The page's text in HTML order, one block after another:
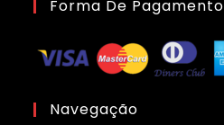
Forma De Pagamento
Navegação